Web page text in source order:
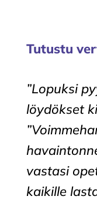
Tutustu
”Lopuksi
löydökset
vastasi
kaikille